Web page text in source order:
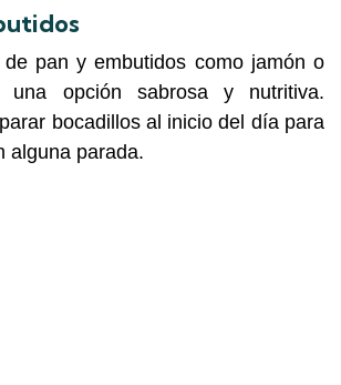
pan y embutidos como jamón o
una opción sabrosa y nutritiva.
bocadillos al inicio del día para
alguna parada.